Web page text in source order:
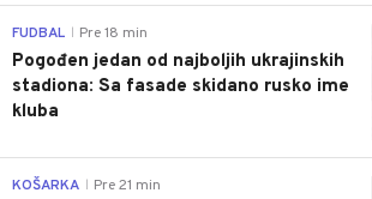
FUDBAL Pre 18 min
Pogođen jedan od najboljih ukrajinskih
stadiona: Sa fasade skidano rusko ime
kluba
KOŠARKA Pre 21 min